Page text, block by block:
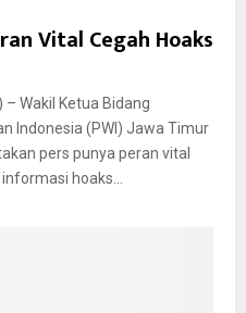
Vital Cegah Hoaks
– Wakil Ketua Bidang
Indonesia (PWI) Jawa Timur
pers punya peran vital
hoaks...